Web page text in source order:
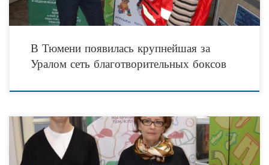
В Тюмени появилась крупнейшая за
Уралом сеть благотворительных боксов